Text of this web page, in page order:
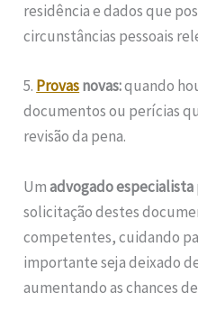
residência e dados que
circunstâncias pessoais
5. Provasnovas:quando
documentos ou perícias
revisão da pena.
Umadvogado especialista
solicitação destes
competentes, cuidando
importante seja deixado
aumentando as chances